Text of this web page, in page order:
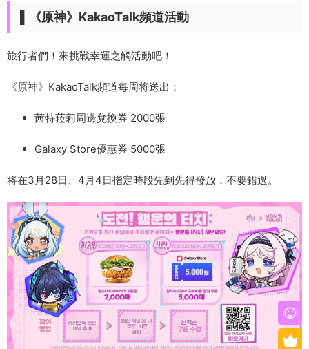
▌《原神》KakaoTalk頻道活動
旅行者們！來挑戰幸運之觸活動吧！
《原神》KakaoTalk頻道每周将送出：
茜特菈莉周邊兌換券 2000張
Galaxy Store優惠券 5000張
将在3月28日、4月4日指定時段先到先得發放，不要錯過。